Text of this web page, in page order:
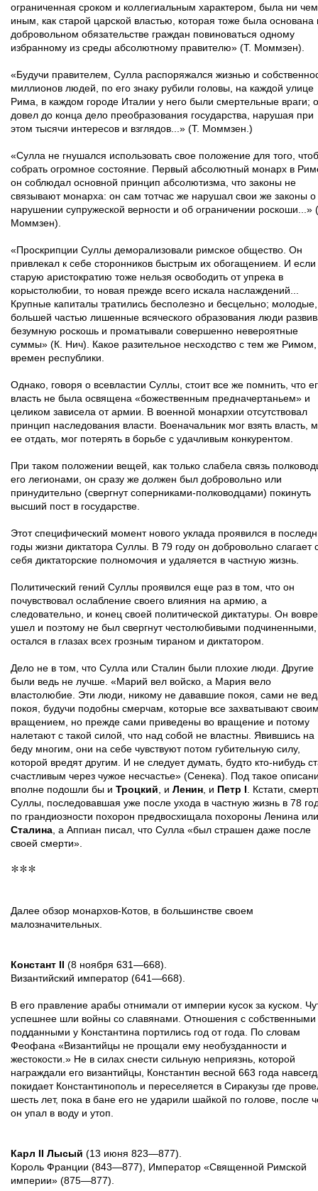
ограниченная сроком и коллегиальным характером, была ни чем
иным, как старой царской властью, которая тоже была основана
добровольном обязательстве граждан повиноваться одному
избранному из среды абсолютному правителю» (Т. Моммзен).
«Будучи правителем, Сулла распоряжался жизнью и
миллионов людей, по его знаку рубили головы, на каждой улице
Рима, в каждом городе Италии у него были смертельные враги;
довел до конца дело преобразования государства, нарушая при
этом тысячи интересов и взглядов...» (Т. Моммзен.)
«Сулла не гнушался использовать свое положение для того,
собрать огромное состояние. Первый абсолютный монарх в
он соблюдал основной принцип абсолютизма, что законы не
связывают монарха: он сам тотчас же нарушал свои же законы о
нарушении супружеской верности и об ограничении роскоши...»
Моммзен).
«Проскрипции Суллы деморализовали римское общество. Он
привлекал к себе сторонников быстрым их обогащением. И если
старую аристократию тоже нельзя освободить от упрека в
корыстолюбии, то новая прежде всего искала наслаждений...
Крупные капиталы тратились бесполезно и бесцельно; молодые,
большей частью лишенные всяческого образования люди
безумную роскошь и проматывали совершенно невероятные
суммы» (К. Нич). Какое разительное несходство с тем же
времен республики.
Однако, говоря о всевластии Суллы, стоит все же помнить, что
власть не была освящена «божественным предначертаньем» и
целиком зависела от армии. В военной монархии отсутствовал
принцип наследования власти. Военачальник мог взять власть,
ее отдать, мог потерять в борьбе с удачливым конкурентом.
При таком положении вещей, как только слабела связь
его легионами, он сразу же должен был добровольно или
принудительно (свергнут соперниками-полководцами) покинуть
высший пост в государстве.
Этот специфический момент нового уклада проявился в
годы жизни диктатора Суллы. В 79 году он добровольно слагает
себя диктаторские полномочия и удаляется в частную жизнь.
Политический гений Суллы проявился еще раз в том, что он
почувствовал ослабление своего влияния на армию, а
следовательно, и конец своей политической диктатуры. Он
ушел и поэтому не был свергнут честолюбивыми
остался в глазах всех грозным тираном и диктатором.
Дело не в том, что Сулла или Сталин были плохие люди. Другие
были ведь не лучше. «Марий вел войско, а Мария вело
властолюбие. Эти люди, никому не дававшие покоя, сами не
покоя, будучи подобны смерчам, которые все захватывают
вращением, но прежде сами приведены во вращение и потому
налетают с такой силой, что над собой не властны. Явившись на
беду многим, они на себе чувствуют потом губительную силу,
которой вредят другим. И не следует думать, будто кто-нибудь
счастливым через чужое несчастье» (Сенека). Под такое
вполне подошли бы и Троцкий, и Ленин, и Петр I . Кстати,
Суллы, последовавшая уже после ухода в частную жизнь в 78
по грандиозности похорон предвосхищала похороны Ленина или
Сталина, а Аппиан писал, что Сулла «был страшен даже после
своей смерти».
***
Далее обзор монархов-Котов, в большинстве своем
малозначительных.
Констант II
(8 ноября 631—668).
Византийский император (641—668).
В его правление арабы отнимали от империи кусок за куском.
успешнее шли войны со славянами. Отношения с собственными
подданными у Константина портились год от года. По словам
Феофана «Византийцы не прощали ему необузданности и
жестокости.» Не в силах снести сильную неприязнь, которой
награждали его византийцы, Константин весной 663 года
покидает Константинополь и переселяется в Сиракузы где
шесть лет, пока в бане его не ударили шайкой по голове, после
он упал в воду и утоп.
Карл II Лысый (13 июня 823—877).
Король Франции (843—877), Император «Священной Римской
империи» (875—877).